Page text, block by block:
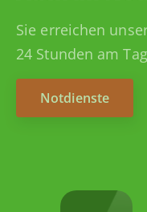
Sie erreichen
24 Stunden am
Notdienste